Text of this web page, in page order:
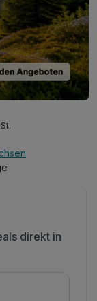
direkt in